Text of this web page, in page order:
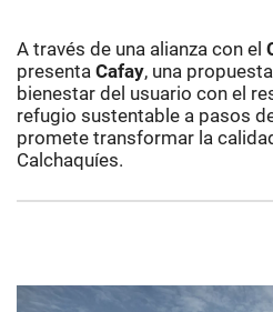
A través de una alianza con el
presenta Cafay, una
bienestar del usuario con el
refugio sustentable a pasos
promete transformar la
Calchaquíes.